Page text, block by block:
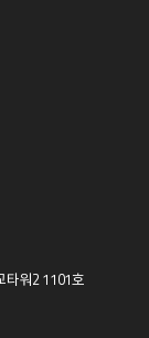
타워2 1101호